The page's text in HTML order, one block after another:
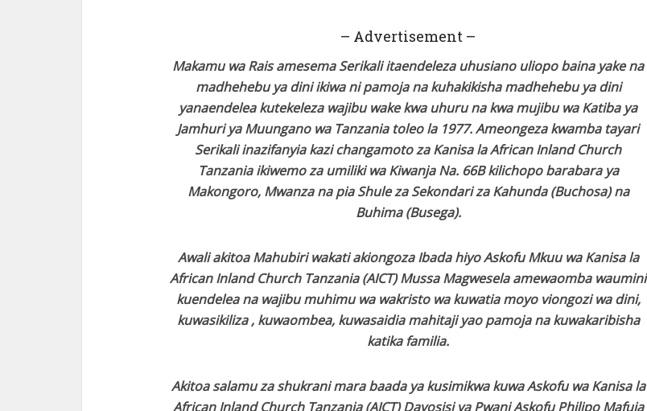
– Advertisement –
Makamu wa Rais amesema Serikali itaendeleza uhusiano uliopo baina yake na
madhehebu ya dini ikiwa ni pamoja na kuhakikisha madhehebu ya dini
yanaendelea kutekeleza wajibu wake kwa uhuru na kwa mujibu wa Katiba ya
Jamhuri ya Muungano wa Tanzania toleo la 1977. Ameongeza kwamba tayari
Serikali inazifanyia kazi changamoto za Kanisa la African Inland Church
Tanzania ikiwemo za umiliki wa Kiwanja Na. 66B kilichopo barabara ya
Makongoro, Mwanza na pia Shule za Sekondari za Kahunda (Buchosa) na
Buhima (Busega).
Awali akitoa Mahubiri wakati akiongoza Ibada hiyo Askofu Mkuu wa Kanisa la
African Inland Church Tanzania (AICT) Mussa Magwesela amewaomba waumini
kuendelea na wajibu muhimu wa wakristo wa kuwatia moyo viongozi wa dini,
kuwasikiliza , kuwaombea, kuwasaidia mahitaji yao pamoja na kuwakaribisha
katika familia.
Akitoa salamu za shukrani mara baada ya kusimikwa kuwa Askofu wa Kanisa la
African Inland Church Tanzania (AICT) Dayosisi ya Pwani Askofu Philipo Mafuja